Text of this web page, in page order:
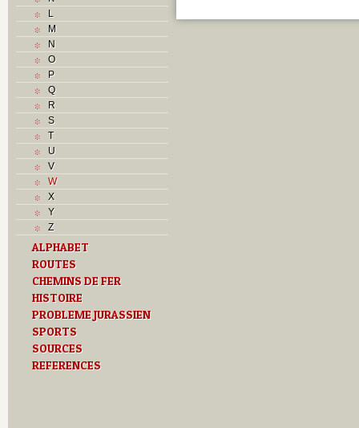
L
M
N
O
P
Q
R
S
T
U
V
W
X
Y
Z
ALPHABET
ROUTES
CHEMINS DE FER
HISTOIRE
PROBLEME JURASSIEN
SPORTS
SOURCES
REFERENCES